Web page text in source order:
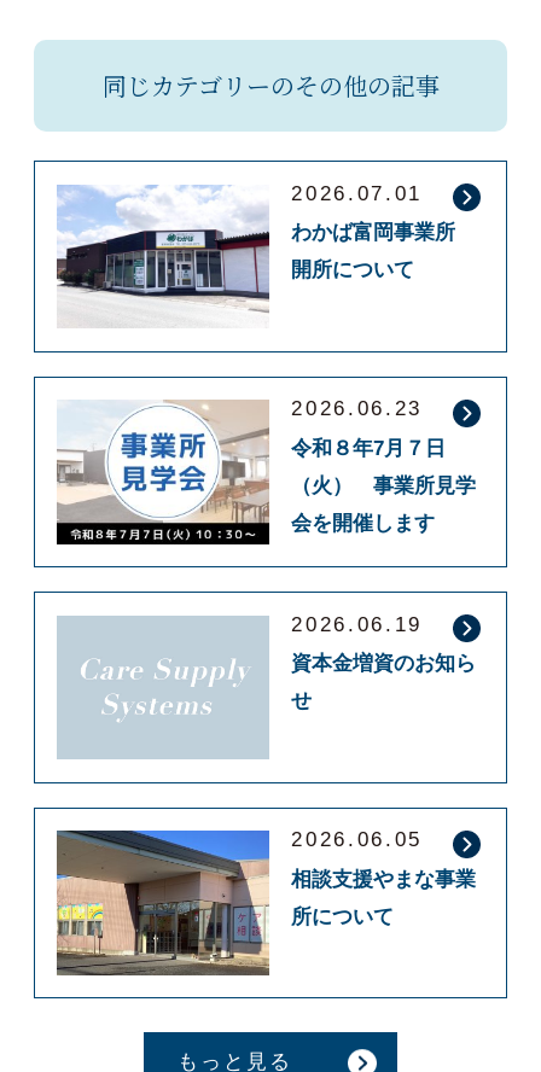
同じカテゴリーのその他の記事
2026.07.01
わかば富岡事業所
開所について
2026.06.23
令和８年7月７日
（火） 事業所見学
会を開催します
2026.06.19
資本金増資のお知ら
せ
2026.06.05
相談支援やまな事業
所について
もっと見る